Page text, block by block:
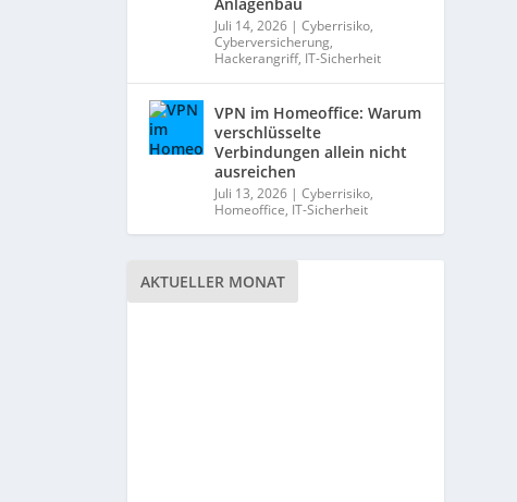
Juli 14, 2026 |Cyberrisiko,
Cyberversicherung,
Hackerangriff, IT-Sicherheit
VPN im Homeoffice: Warum
verschlüsselte
Verbindungen allein nicht
ausreichen
Juli 13, 2026 |Cyberrisiko,
Homeoffice, IT-Sicherheit
AKTUELLER MONAT